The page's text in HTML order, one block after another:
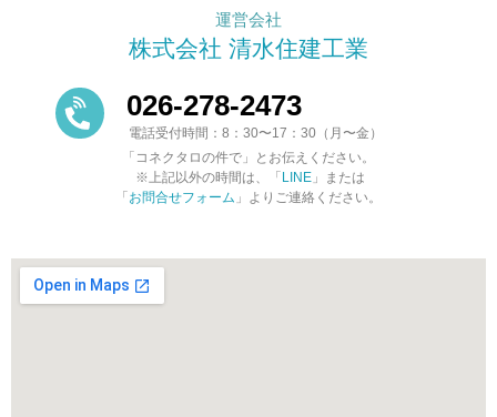
運営会社
株式会社 清水住建工業
026-278-2473
電話受付時間：8：30〜17：30（月〜金）
「コネクタロの件で」とお伝えください。
※上記以外の時間は、「 LINE 」または
「 お問合せフォーム 」よりご連絡ください。